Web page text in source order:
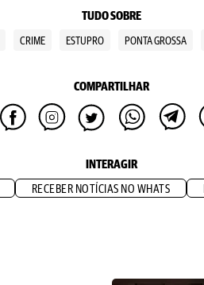
TUDO SOBRE
CRIME ESTUPRO PONTA GROSSA
COMPARTILHAR
INTERAGIR
RECEBER NOTÍCIAS NO WHATS